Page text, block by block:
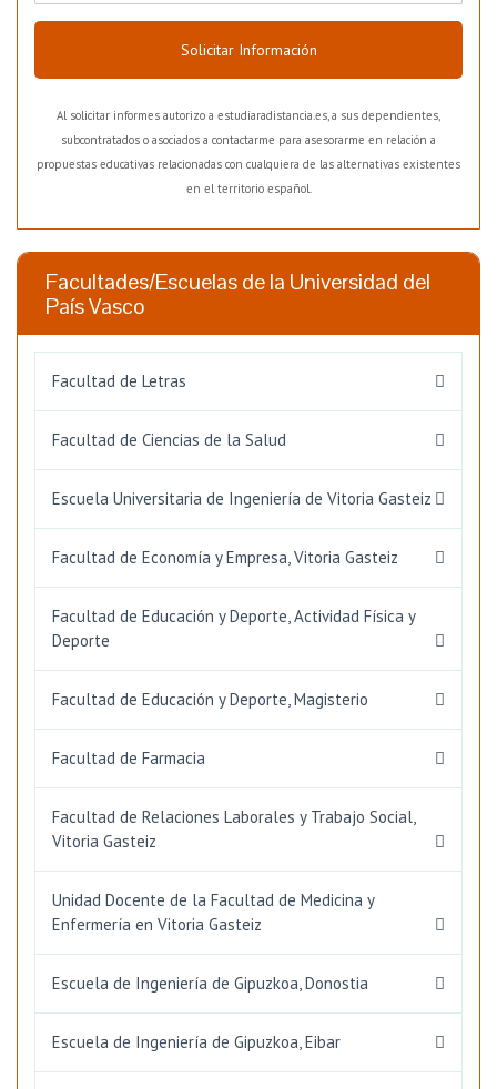
Solicitar Información
Al solicitar informes autorizo a estudiaradistancia.es, a sus dependientes,
subcontratados o asociados a contactarme para asesorarme en relación a
propuestas educativas relacionadas con cualquiera de las alternativas existentes
en el territorio español.
Facultades/Escuelas de la Universidad del
País Vasco
Facultad de Letras
Facultad de Ciencias de la Salud
Escuela Universitaria de Ingeniería de Vitoria Gasteiz
Facultad de Economía y Empresa, Vitoria Gasteiz
Facultad de Educación y Deporte, Actividad Física y
Deporte
Facultad de Educación y Deporte, Magisterio
Facultad de Farmacia
Facultad de Relaciones Laborales y Trabajo Social,
Vitoria Gasteiz
Unidad Docente de la Facultad de Medicina y
Enfermería en Vitoria Gasteiz
Escuela de Ingeniería de Gipuzkoa, Donostia
Escuela de Ingeniería de Gipuzkoa, Eibar